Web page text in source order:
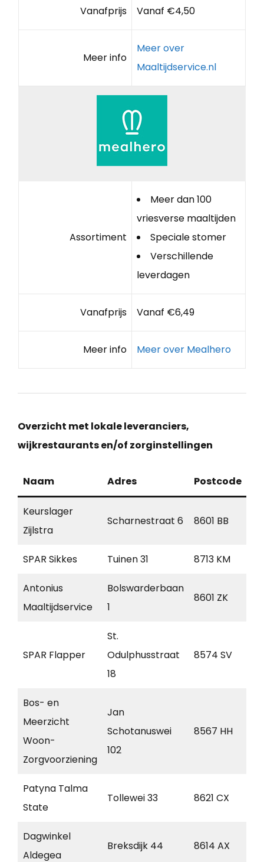
Vanafprijs Vanaf €4,50
Meer info
Meer over
Maaltijdservice.nl
Assortiment
Meer dan 100
vriesverse maaltijden
Speciale stomer
Verschillende
leverdagen
Vanafprijs Vanaf €6,49
Meer info Meer over Mealhero
Overzicht met lokale leveranciers,
wijkrestaurants en/of zorginstellingen
Naam Adres Postcode
Keurslager
Zijlstra
Scharnestraat 6 8601 BB
SPAR Sikkes Tuinen 31 8713 KM
Antonius
Maaltijdservice
Bolswarderbaan
1
8601 ZK
SPAR Flapper
St.
Odulphusstraat
18
8574 SV
Bos- en
Meerzicht
Woon-
Zorgvoorziening
Jan
Schotanuswei
102
8567 HH
Patyna Talma
State
Tollewei 33 8621 CX
Dagwinkel
Aldegea
Breksdijk 44 8614 AX